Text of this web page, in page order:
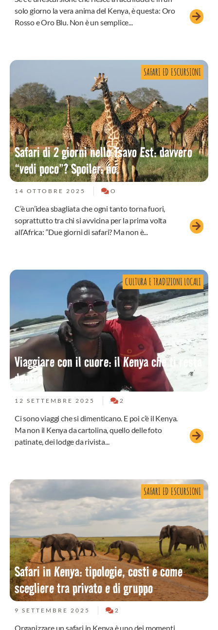
solo giorno la vera anima del Kenya, è questa: Oro
Rosso e Oro Blu. Non è un semplice...
SAFARI ED ESCURSIONI
Safari di 2 giorni nello Tsavo Est: davvero
“vedi poco”? Spoiler: no.
14 OTTOBRE 2025 O
C’è un’idea sbagliata che ogni tanto torna fuori,
soprattutto tra chi si avvicina per la prima volta
all’Africa: “Due giorni di safari? Ma non è...
CULTURA E TRADIZIONI LOCALI
Viaggiare con il cuore: il Kenya che ti resta
dentro
12 SETTEMBRE 2025 2
Ci sono viaggi che si dimenticano. E poi c’è il Kenya.
Ma non il Kenya da cartolina, quello delle foto
patinate, dei lodge da rivista...
SAFARI ED ESCURSIONI
Safari in Kenya: tipologie, costi e come
scegliere tra privato e di gruppo
9 SETTEMBRE 2025 2
Organizzare un safari in Kenya è uno dei momenti